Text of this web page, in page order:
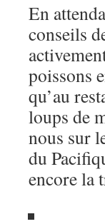
En
conseils
poissons
qu’au
loups de
nous sur
du
encore la